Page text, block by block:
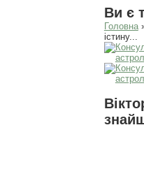
Ви є
Головна
істину...